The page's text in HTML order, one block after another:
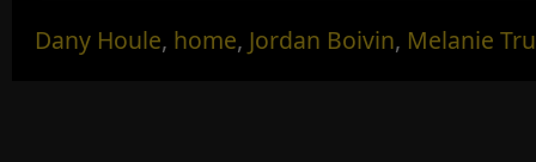
Dany Houle, home, Jordan Boivin, Melanie